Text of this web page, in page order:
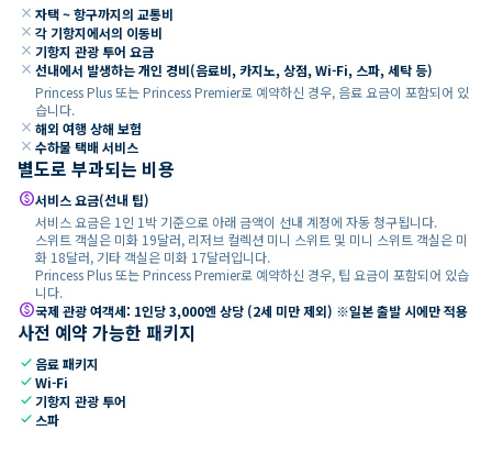
close 자택 ~ 항구까지의 교통비
close 각 기항지에서의 이동비
close 기항지 관광 투어 요금
close 선내에서 발생하는 개인 경비(음료비, 카지노, 상점, Wi-Fi, 스파, 세탁 등)
Princess Plus 또는 Princess Premier로 예약하신 경우, 음료 요금이 포함되어 있
습니다.
close 해외 여행 상해 보험
close 수하물 택배 서비스
별도로 부과되는 비용
paid서비스 요금(선내 팁)
서비스 요금은 1인 1박 기준으로 아래 금액이 선내 계정에 자동 청구됩니다.
스위트 객실은 미화 19달러, 리저브 컬렉션 미니 스위트 및 미니 스위트 객실은 미
화 18달러, 기타 객실은 미화 17달러입니다.
Princess Plus 또는 Princess Premier로 예약하신 경우, 팁 요금이 포함되어 있습
니다.
paid국제 관광 여객세: 1인당 3,000엔 상당 (2세 미만 제외) ※일본 출발 시에만 적용
사전 예약 가능한 패키지
check 음료 패키지
checkWi-Fi
check 기항지 관광 투어
check 스파